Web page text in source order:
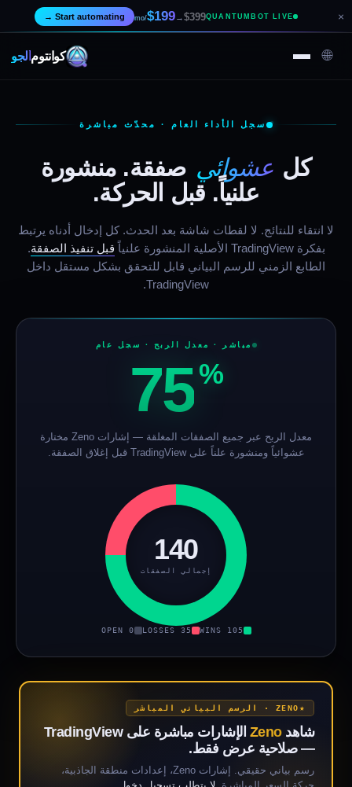
QUANTUMBOT LIVE
$399
→
$199
/mo
Start automating
→ ×
كوانتوم ألجو 🌐
سجل الأداء العام · محدّث مباشرة
كل عشوائي صفقة. منشورة
علنياً. قبل الحركة.
لا انتقاء للنتائج. لا لقطات شاشة بعد الحدث. كل إدخال أدناه يرتبط
بفكرة TradingView الأصلية المنشورة علنياً
قبل تنفيذ الصفقة.
الطابع الزمني للرسم البياني قابل للتحقق بشكل مستقل داخل
TradingView.
مباشر · معدل الربح · سجل عام
75%
معدل الربح عبر جميع الصفقات المغلقة — إشارات Zeno مختارة
عشوائياً ومنشورة علناً على TradingView قبل إغلاق الصفقة.
140
إجمالي الصفقات
105 WINS
35 LOSSES
0 OPEN
ZENO · الرسم البياني المباشر
شاهدZeno
الإشارات مباشرة على TradingView
— صلاحية عرض فقط.
رسم بياني حقيقي. إشارات Zeno، إعدادات منطقة الجاذبية،